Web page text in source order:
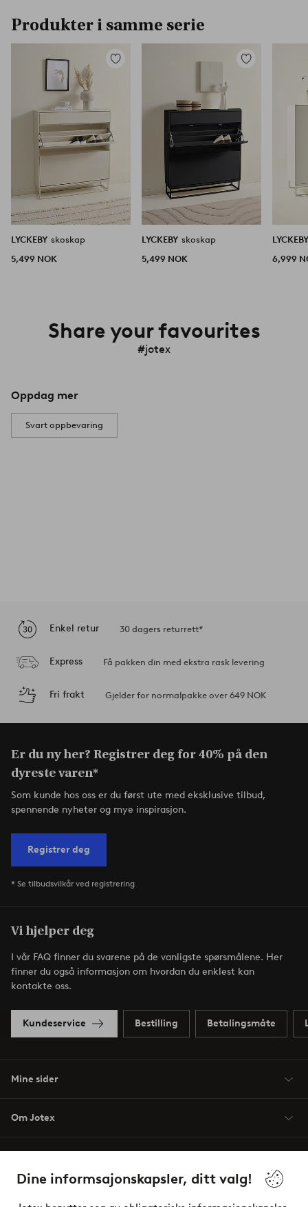
Dine informsajonskapsler, ditt valg!
Produkter i samme serie
Legg
LYCKEBY skoskap
5,499 NOK
Legg
LYCKEBY skoskap
5,499 NOK
6,999
Share your favourites
#jotex
Oppdag mer
Svart oppbevaring
Enkel retur 30 dagers returrett*
Express Få pakken din med ekstra rask levering
Fri frakt Gjelder for normalpakke over 649 NOK
Er du ny her? Registrer deg for 40% på den
dyreste varen*
Som kunde hos oss er du først ute med eksklusive tilbud,
spennende nyheter og mye inspirasjon.
Registrer deg
* Se tilbudsvilkår ved registrering
Vi hjelper deg
I vår FAQ finner du svarene på de vanligste spørsmålene. Her
finner du også informasjon om hvordan du enklest kan
kontakte oss.
Kundeservice Bestilling Betalingsmåte
Mine sider
Om Jotex